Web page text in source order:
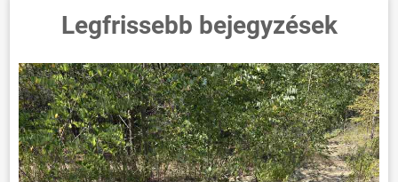
Legfrissebb bejegyzések